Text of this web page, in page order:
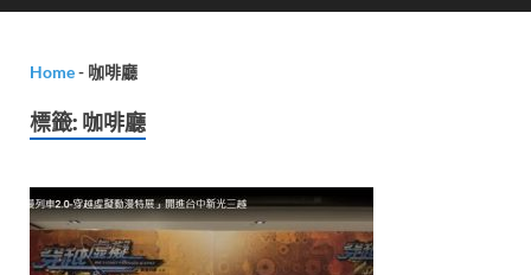
Home- 咖啡廳
標籤: 咖啡廳